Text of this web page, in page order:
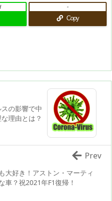
Copy
-
の影響で中
理由とは？
大好き！アストン・マーティ
車？祝2021年F1復帰！
Prev